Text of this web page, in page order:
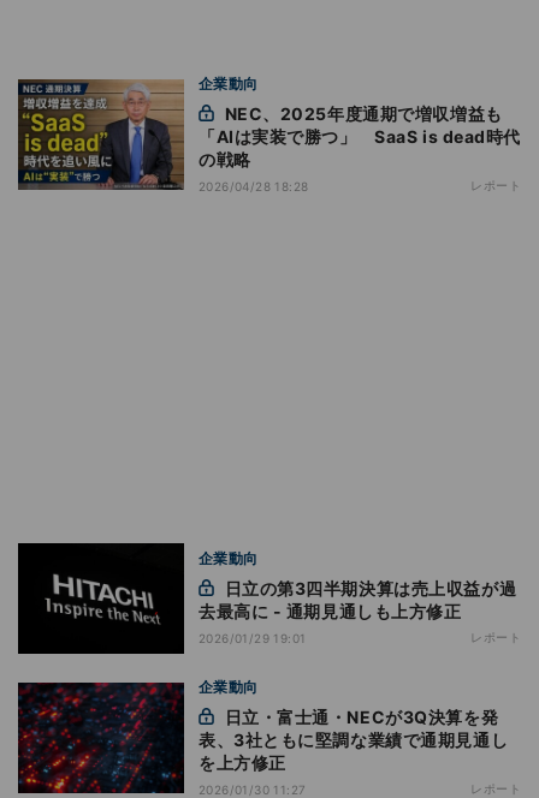
企業動向
「AIは実装で勝つ」 SaaS is dead時代
の戦略
2026/04/28 18:28 レポート
企業動向
去最高に - 通期見通しも上方修正
2026/01/29 19:01 レポート
企業動向
表、3社ともに堅調な業績で通期見通し
を上方修正
2026/01/30 11:27 レポート